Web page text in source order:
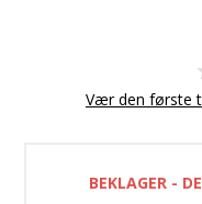
Vær den første
BEKLAGER -